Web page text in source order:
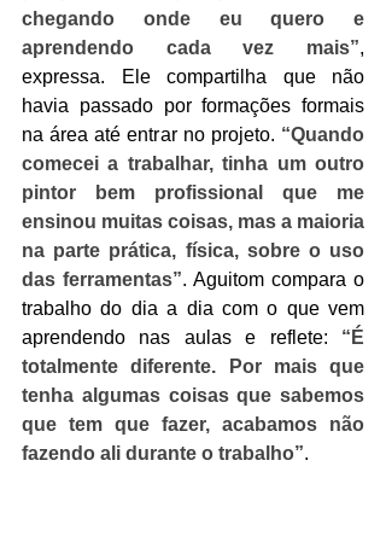
chegando onde eu quero e
aprendendo cada vez mais”,
expressa. Ele compartilha que não
havia passado por formações formais
na área até entrar no projeto. “Quando
comecei a trabalhar, tinha um outro
pintor bem profissional que me
ensinou muitas coisas, mas a maioria
na parte prática, física, sobre o uso
das ferramentas”. Aguitom compara o
trabalho do dia a dia com o que vem
aprendendo nas aulas e reflete: “É
totalmente diferente. Por mais que
tenha algumas coisas que sabemos
que tem que fazer, acabamos não
fazendo ali durante o trabalho”.